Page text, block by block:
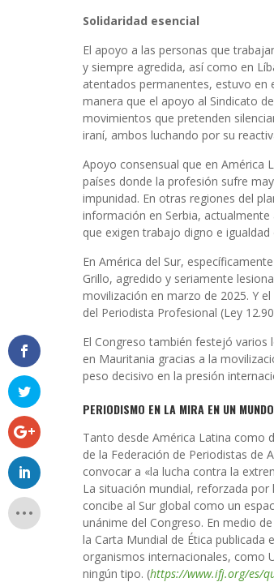
Solidaridad esencial
El apoyo a las personas que
y siempre agredida, así como en
atentados permanentes, estuvo en
manera que el apoyo al Sindicato
movimientos que pretenden
iraní, ambos luchando por su
Apoyo consensual que en América
países donde la profesión sufre
impunidad. En otras regiones del
información en Serbia,
que exigen trabajo digno e
En América del Sur,
Grillo, agredido y seriamente
movilización en marzo de 2025. Y
del Periodista Profesional (Ley
El Congreso también festejó
en Mauritania gracias a la
peso decisivo en la presión
PERIODISMO EN LA MIRA EN UN
Tanto desde América Latina como
de la Federación de Periodistas de
convocar a «la lucha contra la
La situación mundial, reforzada
concibe al Sur global como un
unánime del Congreso. En medio
la Carta Mundial de Ética
organismos internacionales, como
ningún tipo. (https://www.ifj.org/es/